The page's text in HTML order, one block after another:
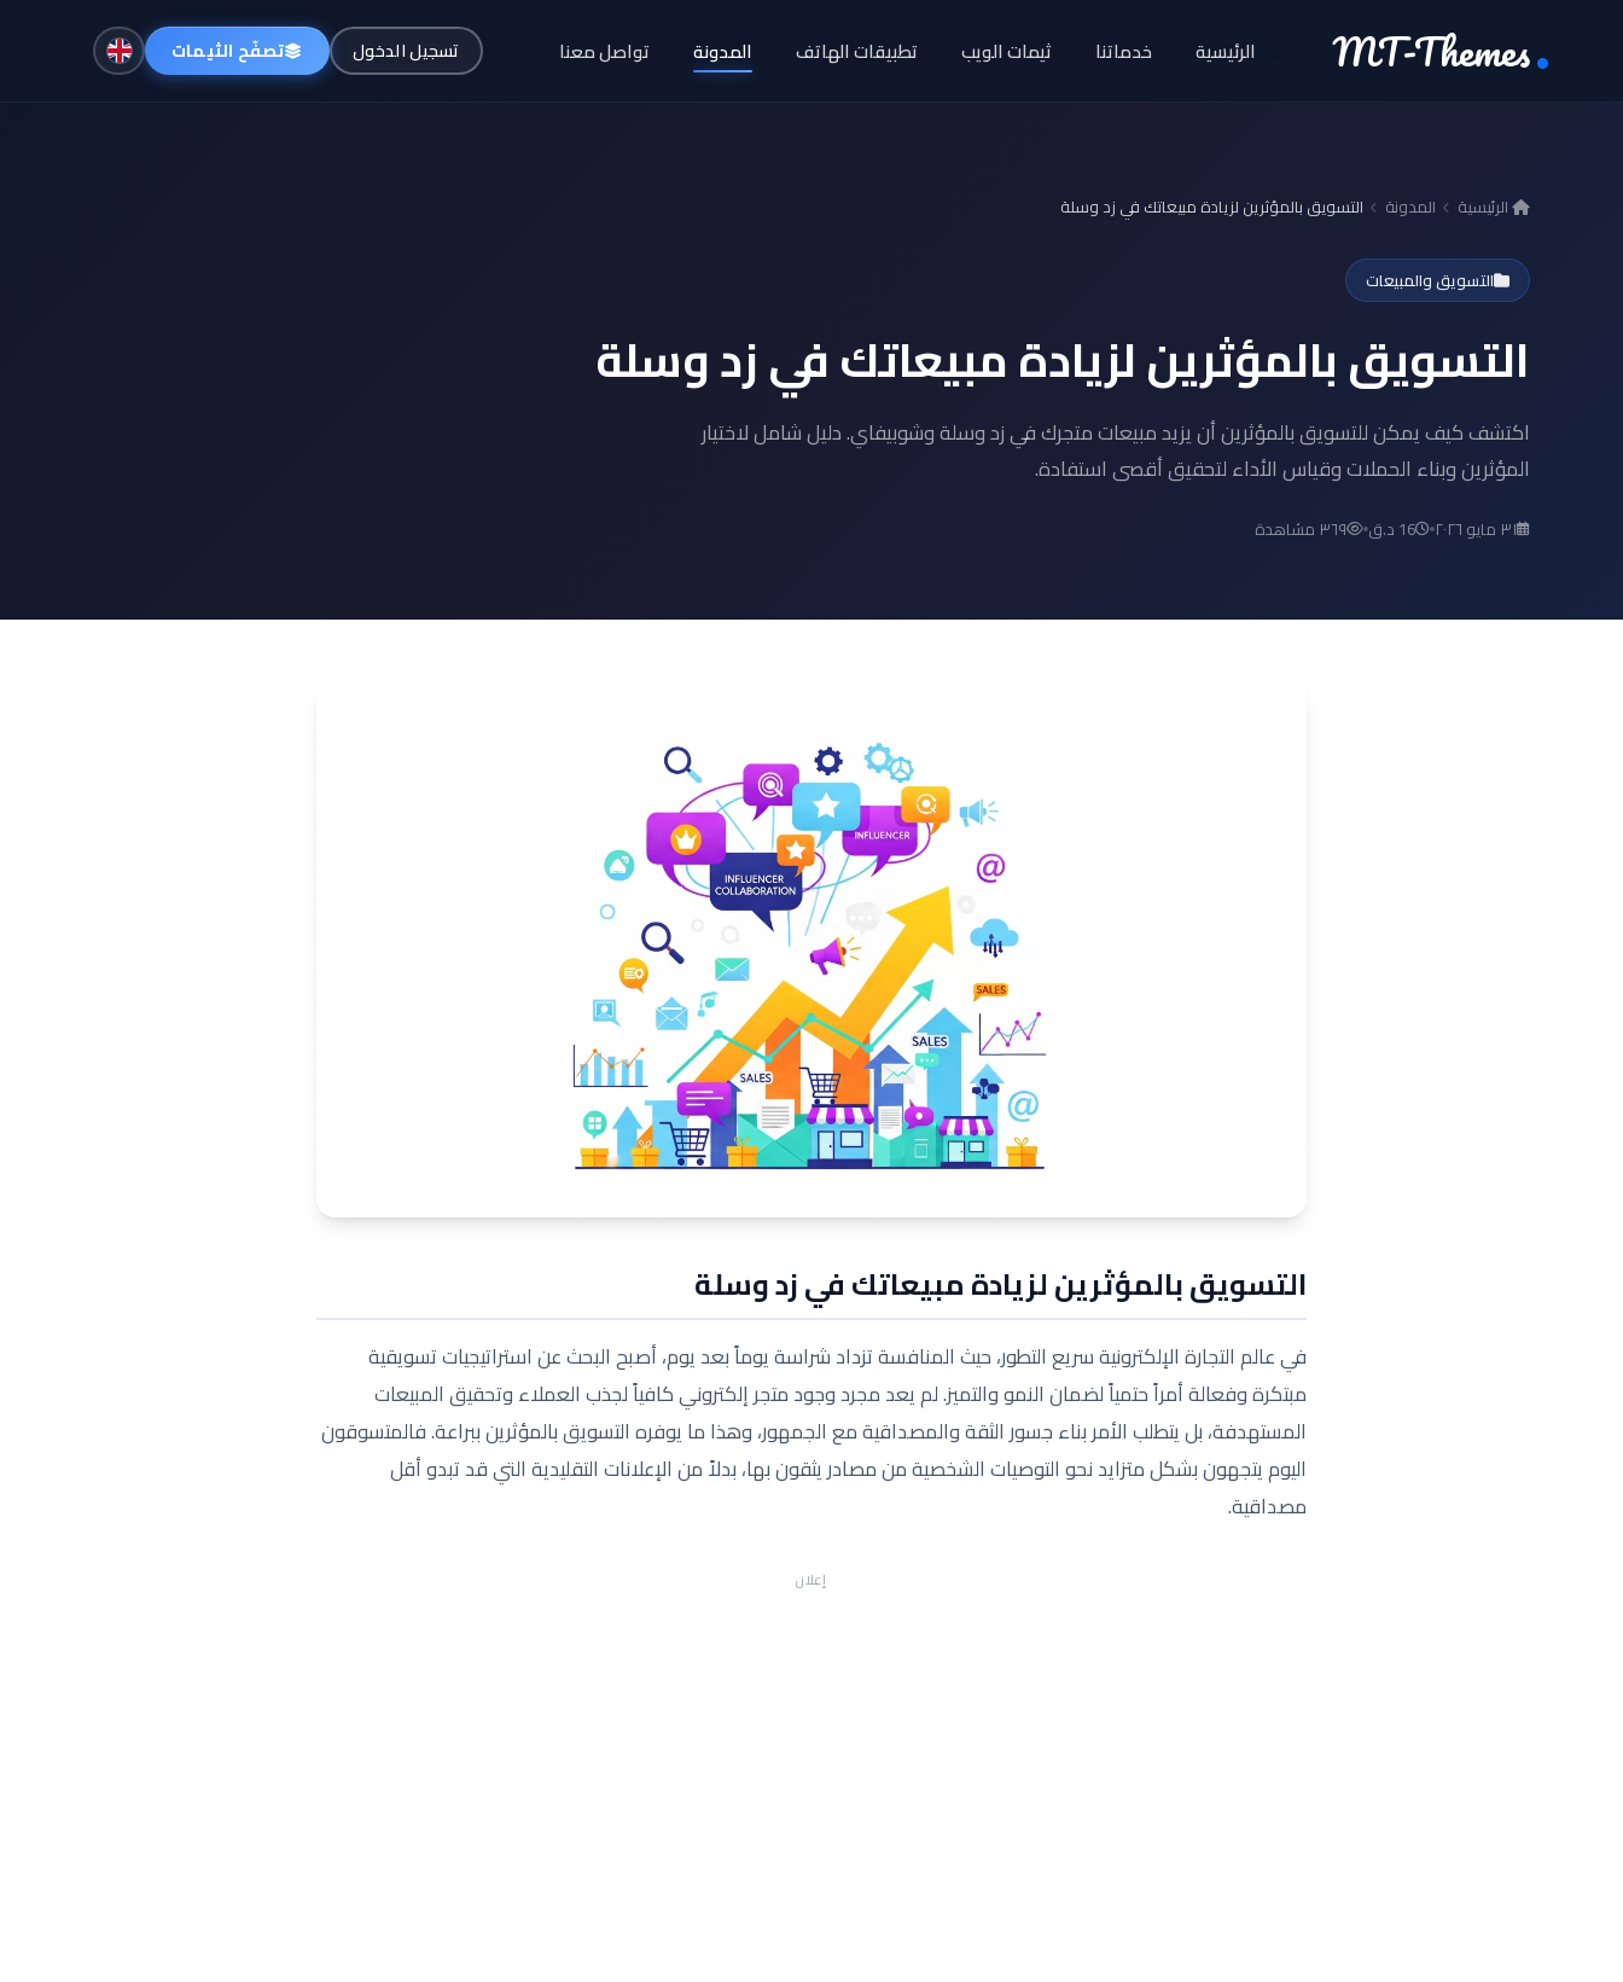
MT-Themes الرئيسية خدماتنا ثيمات الويب تطبيقات الهاتف المدونة تواصل معنا تسجيل الدخول تصفّح الثيمات
الرئيسية المدونة التسويق بالمؤثرين لزيادة مبيعاتك في زد وسلة
التسويق والمبيعات
التسويق بالمؤثرين لزيادة مبيعاتك في زد وسلة
اكتشف كيف يمكن للتسويق بالمؤثرين أن يزيد مبيعات متجرك في زد وسلة وشوبيفاي. دليل شامل لاختيار
المؤثرين وبناء الحملات وقياس الأداء لتحقيق أقصى استفادة.
٣١ مايو ٢٠٢٦ 16 د.ق ٣٦٩ مشاهدة
التسويق بالمؤثرين لزيادة مبيعاتك في زد وسلة
في عالم التجارة الإلكترونية سريع التطور، حيث المنافسة تزداد شراسة يوماً بعد يوم، أصبح البحث عن استراتيجيات تسويقية
مبتكرة وفعالة أمراً حتمياً لضمان النمو والتميز. لم يعد مجرد وجود متجر إلكتروني كافياً لجذب العملاء وتحقيق المبيعات
المستهدفة، بل يتطلب الأمر بناء جسور الثقة والمصداقية مع الجمهور، وهذا ما يوفره التسويق بالمؤثرين ببراعة. فالمتسوقون
اليوم يتجهون بشكل متزايد نحو التوصيات الشخصية من مصادر يثقون بها، بدلاً من الإعلانات التقليدية التي قد تبدو أقل
مصداقية.
إعلان